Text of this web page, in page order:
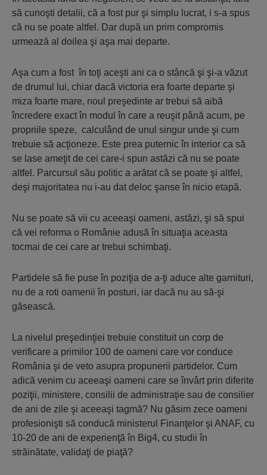
să cunoşti detalii, că a fost pur şi simplu lucrat, i s-a spus
că nu se poate altfel. Dar după un prim compromis
urmează al doilea şi aşa mai departe.
Aşa cum a fost în toţi aceşti ani ca o stâncă şi şi-a văzut
de drumul lui, chiar dacă victoria era foarte departe şi
miza foarte mare, noul preşedinte ar trebui să aibă
încredere exact în modul în care a reuşit până acum, pe
propriile speze, calculând de unul singur unde şi cum
trebuie să acţioneze. Este prea puternic în interior ca să
se lase ameţit de cei care-i spun astăzi că nu se poate
altfel. Parcursul său politic a arătat că se poate şi altfel,
deşi majoritatea nu i-au dat deloc şanse în nicio etapă.
Nu se poate să vii cu aceeaşi oameni, astăzi, şi să spui
că vei reforma o Românie adusă în situaţia aceasta
tocmai de cei care ar trebui schimbaţi.
Partidele să fie puse în poziţia de a-ţi aduce alte garnituri,
nu de a roti oamenii în posturi, iar dacă nu au să-şi
găsească.
La nivelul preşedinţiei trebuie constituit un corp de
verificare a primilor 100 de oameni care vor conduce
România şi de veto asupra propunerii partidelor. Cum
adică venim cu aceeaşi oameni care se învârt prin diferite
poziţii, ministere, consilii de administraţie sau de consilier
de ani de zile şi aceeaşi tagmă? Nu găsim zece oameni
profesionişti să conducă ministerul Finanţelor şi ANAF, cu
10-20 de ani de experienţă în Big4, cu studii în
străinătate, validaţi de piaţă?